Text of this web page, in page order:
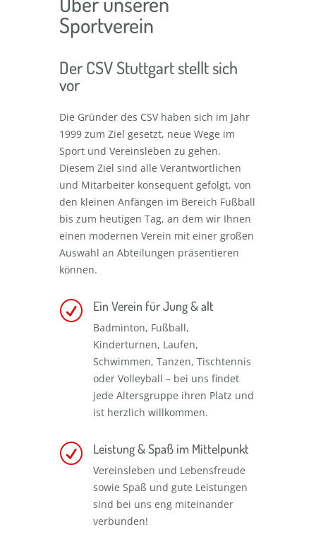
Sportverein
Der CSV Stuttgart stellt sich
vor
Die Gründer des CSV haben sich im Jahr
1999 zum Ziel gesetzt, neue Wege im
Sport und Vereinsleben zu gehen.
Diesem Ziel sind alle Verantwortlichen
und Mitarbeiter konsequent gefolgt, von
den kleinen Anfängen im Bereich Fußball
bis zum heutigen Tag, an dem wir Ihnen
einen modernen Verein mit einer großen
Auswahl an Abteilungen präsentieren
können.
R Ein Verein für Jung & alt
Badminton, Fußball,
Kinderturnen, Laufen,
Schwimmen, Tanzen, Tischtennis
oder Volleyball – bei uns findet
jede Altersgruppe ihren Platz und
ist herzlich willkommen.
R Leistung & Spaß im Mittelpunkt
Vereinsleben und Lebensfreude
sowie Spaß und gute Leistungen
sind bei uns eng miteinander
verbunden!